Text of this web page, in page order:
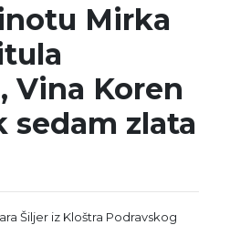
Mirka
Vina Koren
sedam zlata
Šiljer iz Kloštra Podravskog